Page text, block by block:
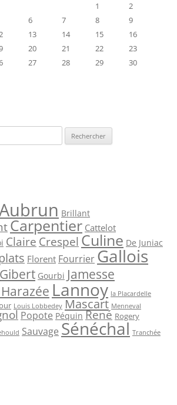
1
2
6 7 8
9
13 14 15
16
20 21 22
23
27 28 29
30
Brillant
Carpentier Cattelot
Claire Crespel Culine De Juniac
Florent FourrierGallois
Gibert Gourbi Jamesse
Lannoy la Placardelle
Louis Lobbedey Mascart Menneval
Popote Péquin René Rogery
Sauvage Sénéchal Tranchée